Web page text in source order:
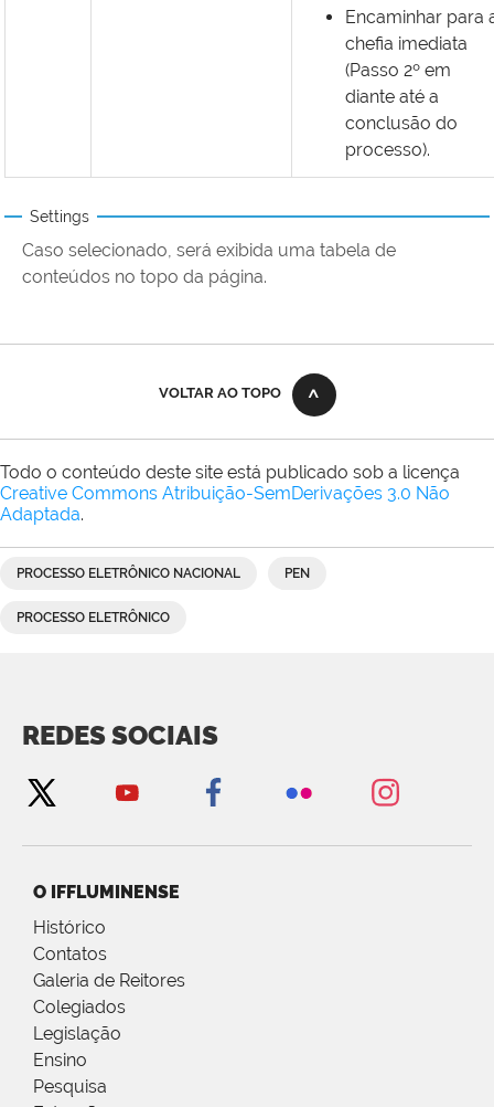
Encaminhar para
chefia imediata
(Passo 2º em
diante até a
conclusão do
processo).
Settings
Caso selecionado, será exibida uma tabela de
conteúdos no topo da página.
VOLTAR AO TOPO
Todo o conteúdo deste site está publicado sob a licença
Creative Commons Atribuição-SemDerivações 3.0 Não
Adaptada.
PROCESSO ELETRÔNICO NACIONAL PEN
PROCESSO ELETRÔNICO
REDES SOCIAIS
O IFFLUMINENSE
Histórico
Contatos
Galeria de Reitores
Colegiados
Legislação
Ensino
Pesquisa